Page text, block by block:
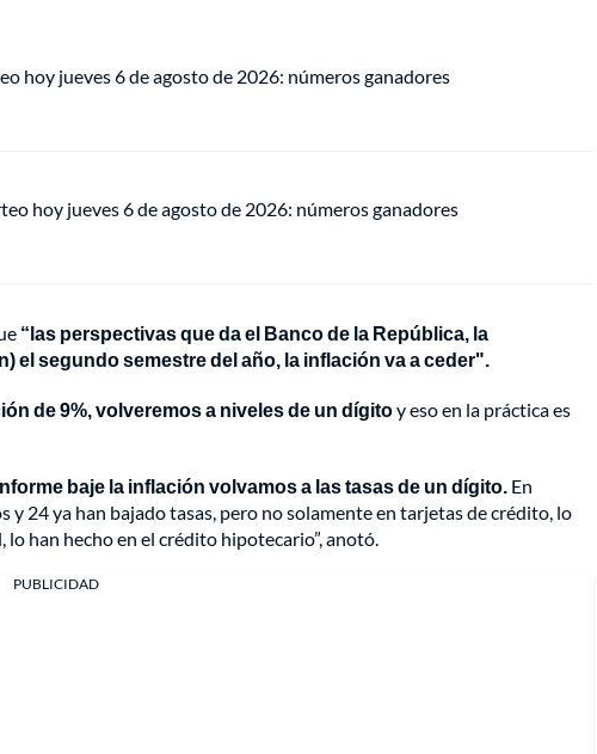
hoy jueves 6 de agosto de 2026: números ganadores
hoy jueves 6 de agosto de 2026: números ganadores
“las perspectivas que da el Banco de la República, la
el segundo semestre del año, la inflación va a ceder".
de 9%, volveremos a niveles de un dígitoy eso en la práctica es
baje la inflación volvamos a las tasas de un dígito. En
24 ya han bajado tasas, pero no solamente en tarjetas de crédito, lo
han hecho en el crédito hipotecario”, anotó.
PUBLICIDAD